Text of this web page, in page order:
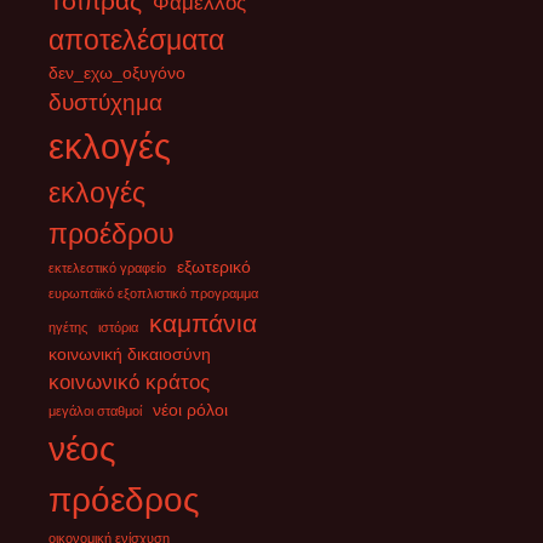
Υπό κράτηση η πρώην επικεφαλής της εξωτερικής πολιτικής και
ανώτερος διπλωμάτης της ΕΕ, Φεντερίκα Μογκερίνι. Μετά από
σημερινές αναφορές ότι
αποτελέσματα
δεν_εχω_οξυγόνο
δυστύχημα
εκλογές
εκλογές
προέδρου
εκτελεστικό γραφείο εξωτερικό
ευρωπαϊκό εξοπλιστικό προγραμμα
ηγέτης ιστόρια καμπάνια
κοινωνική δικαιοσύνη
κοινωνικό κράτος
μεγάλοι σταθμοί νέοι ρόλοι
νέος
πρόεδρος
οικονομική ενίσχυση